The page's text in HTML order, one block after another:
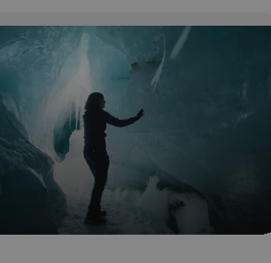
of Schnals
there is a magical atmosphere.